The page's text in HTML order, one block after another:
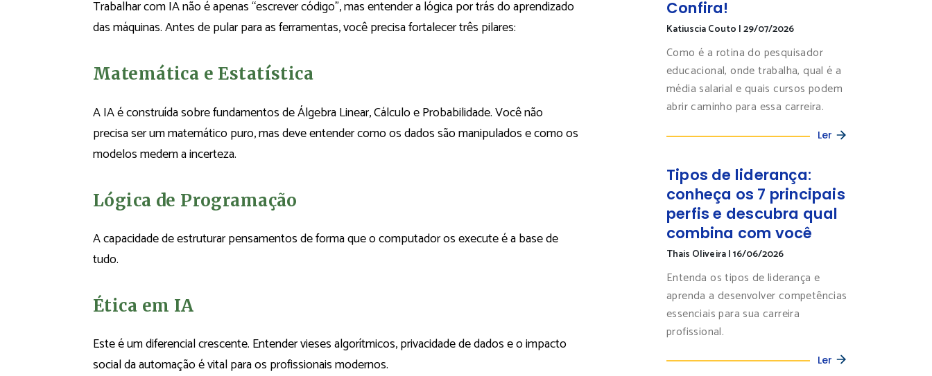
Trabalhar com IA não é apenas “escrever código”, mas entender a lógica por trás do aprendizado
das máquinas. Antes de pular para as ferramentas, você precisa fortalecer três pilares:
Matemática e Estatística
A IA é construída sobre fundamentos de Álgebra Linear, Cálculo e Probabilidade. Você não
precisa ser um matemático puro, mas deve entender como os dados são manipulados e como os
modelos medem a incerteza.
Lógica de Programação
A capacidade de estruturar pensamentos de forma que o computador os execute é a base de
tudo.
Ética em IA
Este é um diferencial crescente. Entender vieses algorítmicos, privacidade de dados e o impacto
social da automação é vital para os profissionais modernos.
Confira!
Katiuscia Couto |29/07/2026
Como é a rotina do pesquisador
educacional, onde trabalha, qual é a
média salarial e quais cursos podem
abrir caminho para essa carreira.
Ler
Tipos de liderança:
conheça os 7 principais
perfis e descubra qual
combina com você
Thais Oliveira|16/06/2026
Entenda os tipos de liderança e
aprenda a desenvolver competências
essenciais para sua carreira
profissional.
Ler